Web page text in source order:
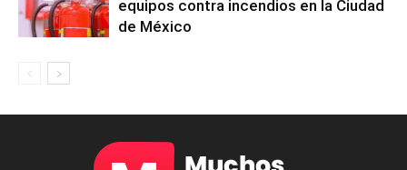
equipos contra incendios en la Ciudad
de México